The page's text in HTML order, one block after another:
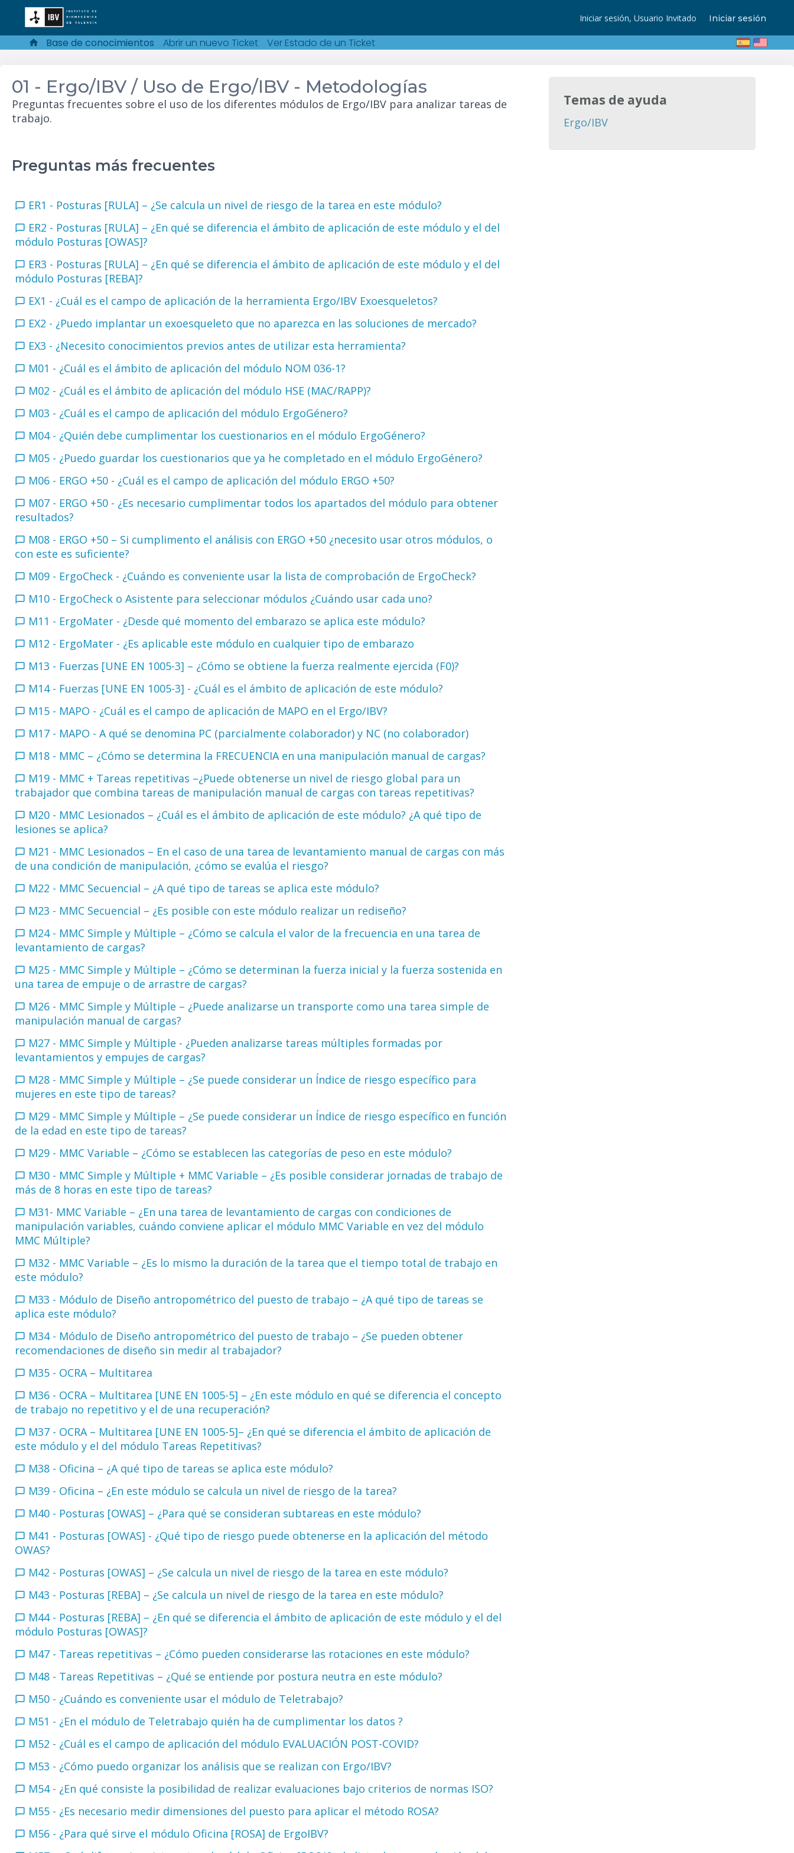
Iniciar sesión, Usuario Invitado Iniciar sesión
Base de conocimientos Abrir un nuevo Ticket Ver Estado de un Ticket
01 - Ergo/IBV / Uso de Ergo/IBV - Metodologías
Preguntas frecuentes sobre el uso de los diferentes módulos de Ergo/IBV para analizar tareas de
trabajo.
Preguntas más frecuentes
ER1 - Posturas [RULA] – ¿Se calcula un nivel de riesgo de la tarea en este módulo?
ER2 - Posturas [RULA] – ¿En qué se diferencia el ámbito de aplicación de este módulo y el del
módulo Posturas [OWAS]?
ER3 - Posturas [RULA] – ¿En qué se diferencia el ámbito de aplicación de este módulo y el del
módulo Posturas [REBA]?
EX1 - ¿Cuál es el campo de aplicación de la herramienta Ergo/IBV Exoesqueletos?
EX2 - ¿Puedo implantar un exoesqueleto que no aparezca en las soluciones de mercado?
EX3 - ¿Necesito conocimientos previos antes de utilizar esta herramienta?
M01 - ¿Cuál es el ámbito de aplicación del módulo NOM 036-1?
M02 - ¿Cuál es el ámbito de aplicación del módulo HSE (MAC/RAPP)?
M03 - ¿Cuál es el campo de aplicación del módulo ErgoGénero?
M04 - ¿Quién debe cumplimentar los cuestionarios en el módulo ErgoGénero?
M05 - ¿Puedo guardar los cuestionarios que ya he completado en el módulo ErgoGénero?
M06 - ERGO +50 - ¿Cuál es el campo de aplicación del módulo ERGO +50?
M07 - ERGO +50 - ¿Es necesario cumplimentar todos los apartados del módulo para obtener
resultados?
M08 - ERGO +50 – Si cumplimento el análisis con ERGO +50 ¿necesito usar otros módulos, o
con este es suficiente?
M09 - ErgoCheck - ¿Cuándo es conveniente usar la lista de comprobación de ErgoCheck?
M10 - ErgoCheck o Asistente para seleccionar módulos ¿Cuándo usar cada uno?
M11 - ErgoMater - ¿Desde qué momento del embarazo se aplica este módulo?
M12 - ErgoMater - ¿Es aplicable este módulo en cualquier tipo de embarazo
M13 - Fuerzas [UNE EN 1005-3] – ¿Cómo se obtiene la fuerza realmente ejercida (F0)?
M14 - Fuerzas [UNE EN 1005-3] - ¿Cuál es el ámbito de aplicación de este módulo?
M15 - MAPO - ¿Cuál es el campo de aplicación de MAPO en el Ergo/IBV?
M17 - MAPO - A qué se denomina PC (parcialmente colaborador) y NC (no colaborador)
M18 - MMC – ¿Cómo se determina la FRECUENCIA en una manipulación manual de cargas?
M19 - MMC + Tareas repetitivas –¿Puede obtenerse un nivel de riesgo global para un
trabajador que combina tareas de manipulación manual de cargas con tareas repetitivas?
M20 - MMC Lesionados – ¿Cuál es el ámbito de aplicación de este módulo? ¿A qué tipo de
lesiones se aplica?
M21 - MMC Lesionados – En el caso de una tarea de levantamiento manual de cargas con más
de una condición de manipulación, ¿cómo se evalúa el riesgo?
M22 - MMC Secuencial – ¿A qué tipo de tareas se aplica este módulo?
M23 - MMC Secuencial – ¿Es posible con este módulo realizar un rediseño?
M24 - MMC Simple y Múltiple – ¿Cómo se calcula el valor de la frecuencia en una tarea de
levantamiento de cargas?
M25 - MMC Simple y Múltiple – ¿Cómo se determinan la fuerza inicial y la fuerza sostenida en
una tarea de empuje o de arrastre de cargas?
M26 - MMC Simple y Múltiple – ¿Puede analizarse un transporte como una tarea simple de
manipulación manual de cargas?
M27 - MMC Simple y Múltiple - ¿Pueden analizarse tareas múltiples formadas por
levantamientos y empujes de cargas?
M28 - MMC Simple y Múltiple – ¿Se puede considerar un Índice de riesgo específico para
mujeres en este tipo de tareas?
M29 - MMC Simple y Múltiple – ¿Se puede considerar un Índice de riesgo específico en función
de la edad en este tipo de tareas?
M29 - MMC Variable – ¿Cómo se establecen las categorías de peso en este módulo?
M30 - MMC Simple y Múltiple + MMC Variable – ¿Es posible considerar jornadas de trabajo de
más de 8 horas en este tipo de tareas?
M31- MMC Variable – ¿En una tarea de levantamiento de cargas con condiciones de
manipulación variables, cuándo conviene aplicar el módulo MMC Variable en vez del módulo
MMC Múltiple?
M32 - MMC Variable – ¿Es lo mismo la duración de la tarea que el tiempo total de trabajo en
este módulo?
M33 - Módulo de Diseño antropométrico del puesto de trabajo – ¿A qué tipo de tareas se
aplica este módulo?
M34 - Módulo de Diseño antropométrico del puesto de trabajo – ¿Se pueden obtener
recomendaciones de diseño sin medir al trabajador?
M35 - OCRA – Multitarea
M36 - OCRA – Multitarea [UNE EN 1005-5] – ¿En este módulo en qué se diferencia el concepto
de trabajo no repetitivo y el de una recuperación?
M37 - OCRA – Multitarea [UNE EN 1005-5]– ¿En qué se diferencia el ámbito de aplicación de
este módulo y el del módulo Tareas Repetitivas?
M38 - Oficina – ¿A qué tipo de tareas se aplica este módulo?
M39 - Oficina – ¿En este módulo se calcula un nivel de riesgo de la tarea?
M40 - Posturas [OWAS] – ¿Para qué se consideran subtareas en este módulo?
M41 - Posturas [OWAS] - ¿Qué tipo de riesgo puede obtenerse en la aplicación del método
OWAS?
M42 - Posturas [OWAS] – ¿Se calcula un nivel de riesgo de la tarea en este módulo?
M43 - Posturas [REBA] – ¿Se calcula un nivel de riesgo de la tarea en este módulo?
M44 - Posturas [REBA] – ¿En qué se diferencia el ámbito de aplicación de este módulo y el del
módulo Posturas [OWAS]?
M47 - Tareas repetitivas – ¿Cómo pueden considerarse las rotaciones en este módulo?
M48 - Tareas Repetitivas – ¿Qué se entiende por postura neutra en este módulo?
M50 - ¿Cuándo es conveniente usar el módulo de Teletrabajo?
M51 - ¿En el módulo de Teletrabajo quién ha de cumplimentar los datos ?
M52 - ¿Cuál es el campo de aplicación del módulo EVALUACIÓN POST-COVID?
M53 - ¿Cómo puedo organizar los análisis que se realizan con Ergo/IBV?
M54 - ¿En qué consiste la posibilidad de realizar evaluaciones bajo criterios de normas ISO?
M55 - ¿Es necesario medir dimensiones del puesto para aplicar el método ROSA?
M56 - ¿Para qué sirve el módulo Oficina [ROSA] de ErgoIBV?
Temas de ayuda
Ergo/IBV